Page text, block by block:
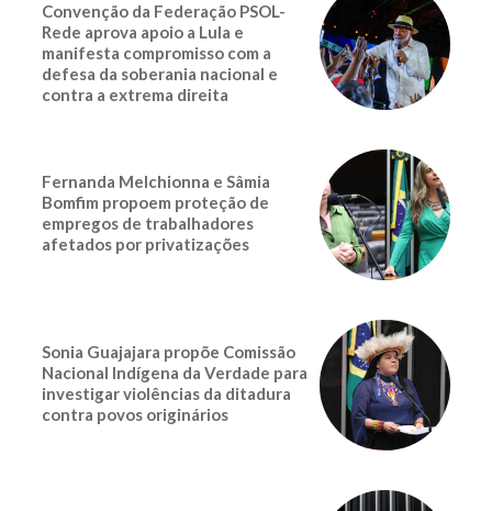
Convenção da Federação PSOL-
Rede aprova apoio a Lula e
manifesta compromisso com a
defesa da soberania nacional e
contra a extrema direita
Fernanda Melchionna e Sâmia
Bomfim propoem proteção de
empregos de trabalhadores
afetados por privatizações
Sonia Guajajara propõe Comissão
Nacional Indígena da Verdade para
investigar violências da ditadura
contra povos originários